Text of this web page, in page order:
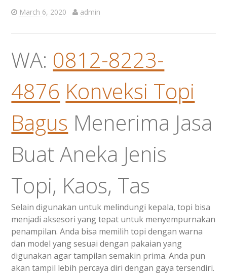
March 6, 2020 admin
WA: 0812-8223-
4876 Konveksi Topi
Bagus Menerima Jasa
Buat Aneka Jenis
Topi, Kaos, Tas
Selain digunakan untuk melindungi kepala, topi bisa
menjadi aksesori yang tepat untuk menyempurnakan
penampilan. Anda bisa memilih topi dengan warna
dan model yang sesuai dengan pakaian yang
digunakan agar tampilan semakin prima. Anda pun
akan tampil lebih percaya diri dengan gaya tersendiri.